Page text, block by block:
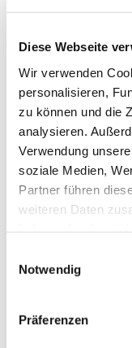
Diese Webseite
Wir verwenden
personalisieren,
zu können und die
analysieren.
Verwendung
soziale Medien,
Partner führen
weiteren Daten
Notwendig
Präferenzen
Eure Jasmin